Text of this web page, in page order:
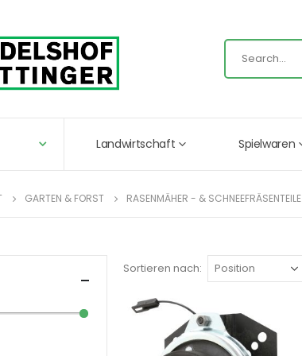
Landwirtschaft Spielwaren
GARTEN & FORST RASENMÄHER - & SCHNEEFRÄSENTEILE
Sortieren nach